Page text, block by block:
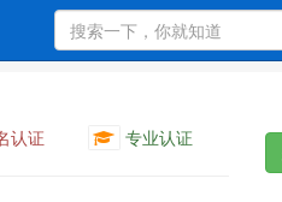
认证 专业认证